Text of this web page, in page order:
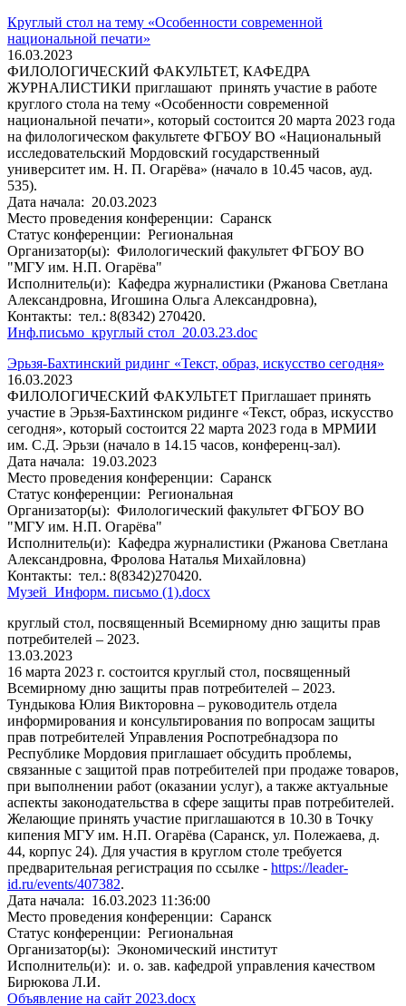
Круглый стол на тему «Особенности современной
национальной печати»
16.03.2023
ФИЛОЛОГИЧЕСКИЙ ФАКУЛЬТЕТ, КАФЕДРА
ЖУРНАЛИСТИКИ приглашают принять участие в работе
круглого стола на тему «Особенности современной
национальной печати», который состоится 20 марта 2023 года
на филологическом факультете ФГБОУ ВО «Национальный
исследовательский Мордовский государственный
университет им. Н. П. Огарёва» (начало в 10.45 часов, ауд.
535).
Дата начала: 20.03.2023
Место проведения конференции: Саранск
Статус конференции: Региональная
Организатор(ы): Филологический факультет ФГБОУ ВО
"МГУ им. Н.П. Огарёва"
Исполнитель(и): Кафедра журналистики (Ржанова Светлана
Александровна, Игошина Ольга Александровна),
Контакты: тел.: 8(8342) 270420.
Инф.письмо_круглый стол_20.03.23.doc
Эрьзя-Бахтинский ридинг «Текст, образ, искусство сегодня»
16.03.2023
ФИЛОЛОГИЧЕСКИЙ ФАКУЛЬТЕТ Приглашает принять
участие в Эрьзя-Бахтинском ридинге «Текст, образ, искусство
сегодня», который состоится 22 марта 2023 года в МРМИИ
им. С.Д. Эрьзи (начало в 14.15 часов, конференц-зал).
Дата начала: 19.03.2023
Место проведения конференции: Саранск
Статус конференции: Региональная
Организатор(ы): Филологический факультет ФГБОУ ВО
"МГУ им. Н.П. Огарёва"
Исполнитель(и): Кафедра журналистики (Ржанова Светлана
Александровна, Фролова Наталья Михайловна)
Контакты: тел.: 8(8342)270420.
Музей_Информ. письмо (1).docx
круглый стол, посвященный Всемирному дню защиты прав
потребителей – 2023.
13.03.2023
16 марта 2023 г. состоится круглый стол, посвященный
Всемирному дню защиты прав потребителей – 2023.
Тундыкова Юлия Викторовна – руководитель отдела
информирования и консультирования по вопросам защиты
прав потребителей Управления Роспотребнадзора по
Республике Мордовия приглашает обсудить проблемы,
связанные с защитой прав потребителей при продаже товаров,
при выполнении работ (оказании услуг), а также актуальные
аспекты законодательства в сфере защиты прав потребителей.
Желающие принять участие приглашаются в 10.30 в Точку
кипения МГУ им. Н.П. Огарёва (Саранск, ул. Полежаева, д.
44, корпус 24). Для участия в круглом столе требуется
предварительная регистрация по ссылке - https://leader-
id.ru/events/407382.
Дата начала: 16.03.2023 11:36:00
Место проведения конференции: Саранск
Статус конференции: Региональная
Организатор(ы): Экономический институт
Исполнитель(и): и. о. зав. кафедрой управления качеством
Бирюкова Л.И.
Объявление на сайт 2023.docx